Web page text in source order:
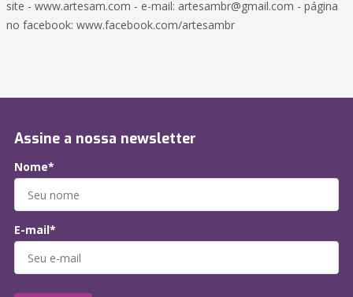
site - www.artesam.com - e-mail: artesambr@gmail.com - página
no facebook: www.facebook.com/artesambr
Assine a nossa newsletter
Nome*
E-mail*